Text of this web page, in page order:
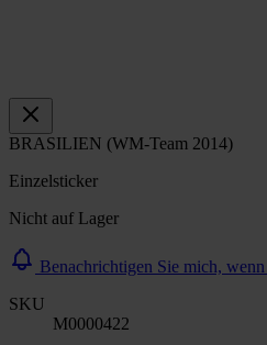
BRASILIEN (WM-Team 2014)
Einzelsticker
Nicht auf Lager
Benachrichtigen Sie mich,
SKU
M0000422